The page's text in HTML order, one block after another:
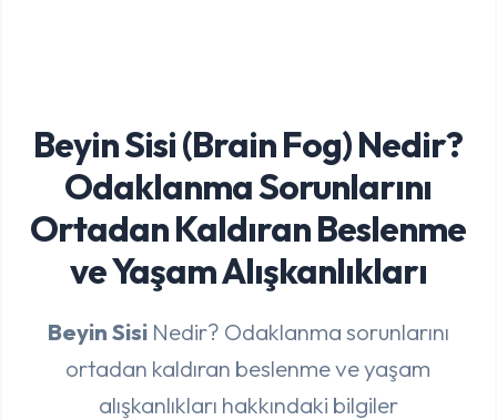
Beyin Sisi (Brain Fog) Nedir?
Odaklanma Sorunlarını
Ortadan Kaldıran Beslenme
ve Yaşam Alışkanlıkları
Beyin SisiNedir? Odaklanma sorunlarını
ortadan kaldıran beslenme ve yaşam
alışkanlıkları hakkındaki bilgiler